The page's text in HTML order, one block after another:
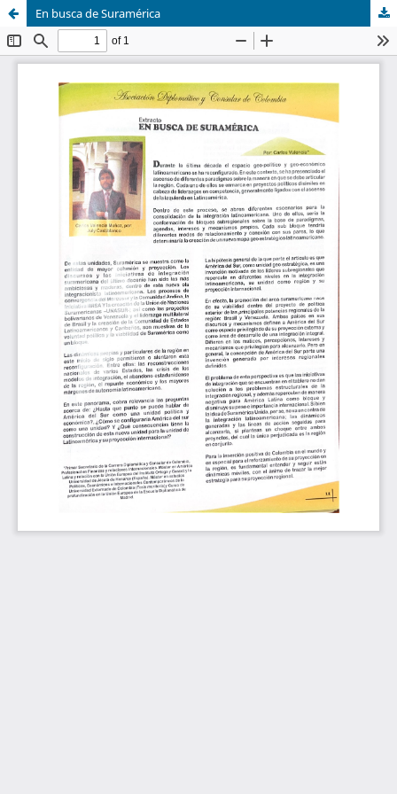
En busca de Suramérica